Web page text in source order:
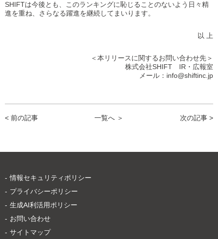
SHIFTは今後とも、このランキングに恥じることのないよう日々精
進を重ね、さらなる躍進を継続してまいります。
以 上
＜本リリースに関するお問い合わせ先＞
株式会社SHIFT IR・広報室
メール：info@shiftinc.jp
< 前の記事 一覧へ ＞ 次の記事 >
情報セキュリティポリシー
プライバシーポリシー
生成AI利活用ポリシー
お問い合わせ
サイトマップ